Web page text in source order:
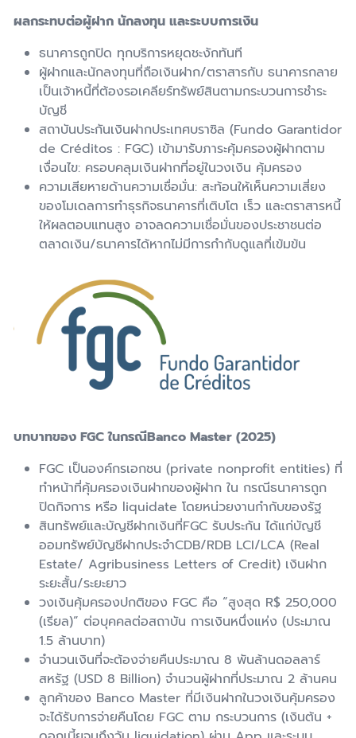
ผลกระทบต่อผู้ฝาก นักลงทุน และระบบการเงิน
ธนาคารถูกปิด ทุกบริการหยุดชะงักทันที
ผู้ฝากและนักลงทุนที่ถือเงินฝาก/ตราสารกับ ธนาคารกลาย
เป็นเจ้าหนี้ที่ต้องรอเคลียร์ทรัพย์สินตามกระบวนการชำระ
บัญชี
สถาบันประกันเงินฝากประเทศบราซิล (Fundo Garantidor
de Créditos : FGC) เข้ามารับภาระคุ้มครองผู้ฝากตาม
เงื่อนไข: ครอบคลุมเงินฝากที่อยู่ในวงเงิน คุ้มครอง
ความเสียหายด้านความเชื่อมั่น: สะท้อนให้เห็นความเสี่ยง
ของโมเดลการทำธุรกิจธนาคารที่เติบโต เร็ว และตราสารหนี้
ให้ผลตอบแทนสูง อาจลดความเชื่อมั่นของประชาชนต่อ
ตลาดเงิน/ธนาคารได้หากไม่มีการกำกับดูแลที่เข้มข้น
บทบาทของ FGC ในกรณีBanco Master (2025)
FGC เป็นองค์กรเอกชน (private nonprofit entities) ที่
ทำหน้าที่คุ้มครองเงินฝากของผู้ฝาก ใน กรณีธนาคารถูก
ปิดกิจการ หรือ liquidate โดยหน่วยงานกำกับของรัฐ
สินทรัพย์และบัญชีฝากเงินที่FGC รับประกัน ได้แก่บัญชี
ออมทรัพย์บัญชีฝากประจำCDB/RDB LCI/LCA (Real
Estate/ Agribusiness Letters of Credit) เงินฝาก
ระยะสั้น/ระยะยาว
วงเงินคุ้มครองปกติของ FGC คือ “สูงสุด R$ 250,000
(เรียล)” ต่อบุคคลต่อสถาบัน การเงินหนึ่งแห่ง (ประมาณ
1.5 ล้านบาท)
จำนวนเงินที่จะต้องจ่ายคืนประมาณ 8 พันล้านดอลลาร์
สหรัฐ (USD 8 Billion) จำนวนผู้ฝากที่ประมาณ 2 ล้านคน
ลูกค้าของ Banco Master ที่มีเงินฝากในวงเงินคุ้มครอง
จะได้รับการจ่ายคืนโดย FGC ตาม กระบวนการ (เงินต้น +